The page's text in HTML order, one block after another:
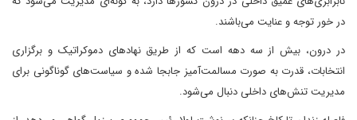
در خور توجه و عنایت می‌باشند.
در درون، بیش از سه دهه است که از طریق نهادهای دموکراتیک و برگزاری
انتخابات، قدرت به صورت مسالمت‌آمیز جابجا شده و سیاست‌های گوناگونی برای
مدیریت تنش‌های داخلی دنبال می‌شود.